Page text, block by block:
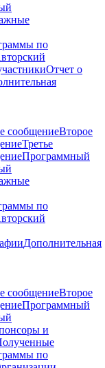
по
Отчет о
сообщениеВторое
Третье
Программный
по
Дополнительная
сообщениеВторое
Программный
и
по